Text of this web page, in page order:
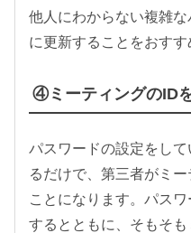
他人にわからない複雑
に更新することをおすす
④ミーティングのID
パスワードの設定をし
るだけで、第三者がミ
ことになります。パス
するとともに、そもそ